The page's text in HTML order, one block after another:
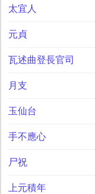
太宜人
元貞
瓦述曲登長官司
月支
玉仙台
手不應心
尸祝
上元積年